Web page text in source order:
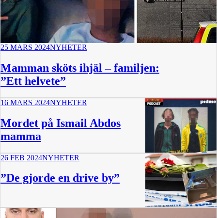
25 MARS 2024NYHETER
Mamman sköts ihjäl – familjen:
”Ett helvete”
16 MARS 2024NYHETER
Mordet på Ismail Abdos
mamma
38 min
26 FEB 2024NYHETER
”De gjorde en drive by”